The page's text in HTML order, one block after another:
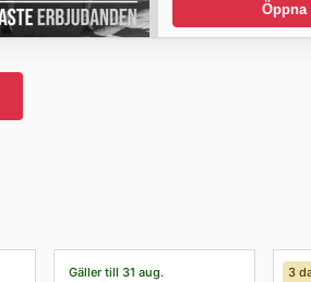
Gäller till 31 aug. 3